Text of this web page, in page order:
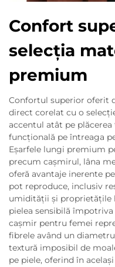
Confort
selecția
premium
Confortul superior oferit
direct corelat cu o
accentul atât pe
funcțională pe întreaga
Eşarfele lungi premium
precum cașmirul, lâna
oferă avantaje inerente
pot reproduce, inclusiv
umidității și proprietățile
pielea sensibilă
cașmir pentru femei
fibrele având un
textură imposibil de
pe piele, oferind în